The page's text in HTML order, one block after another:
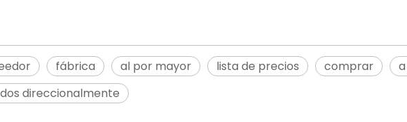
fábrica al por mayor lista de precios comprar
direccionalmente